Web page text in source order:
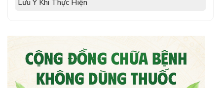
Lưu Ý Khi Thực Hiện